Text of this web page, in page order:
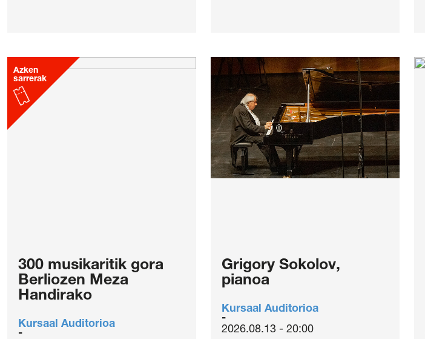
Azken
sarrerak
300 musikaritik gora
Berliozen Meza
Handirako
Kursaal Auditorioa
Grigory Sokolov,
pianoa
Kursaal Auditorioa
2026.08.13 - 20:00